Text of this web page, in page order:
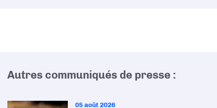
Autres communiqués de presse :
05 août 2026